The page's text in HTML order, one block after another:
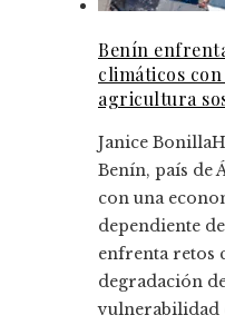
Benín
climáticos con
agricultura
Janice Bonilla
Benín, país de
con una
dependiente
enfrenta retos
degradación
vulnerabilidad